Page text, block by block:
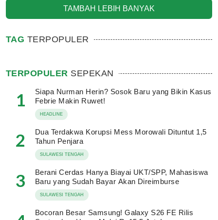
TAMBAH LEBIH BANYAK
TAG TERPOPULER
TERPOPULER SEPEKAN
1
Siapa Nurman Herin? Sosok Baru yang Bikin Kasus
Febrie Makin Ruwet!
HEADLINE
2
Dua Terdakwa Korupsi Mess Morowali Dituntut 1,5
Tahun Penjara
SULAWESI TENGAH
3
Berani Cerdas Hanya Biayai UKT/SPP, Mahasiswa
Baru yang Sudah Bayar Akan Direimburse
SULAWESI TENGAH
Bocoran Besar Samsung! Galaxy S26 FE Rilis